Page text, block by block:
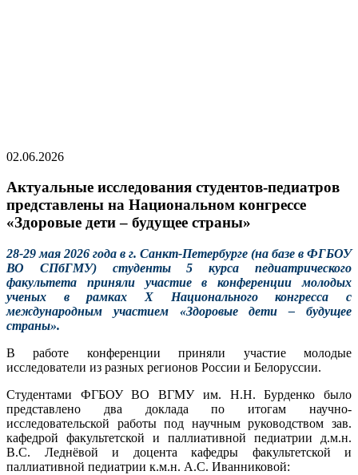
02.06.2026
Актуальные исследования студентов-педиатров
представлены на Национальном конгрессе
«Здоровые дети – будущее страны»
28-29 мая 2026 года в г. Санкт-Петербурге (на базе в ФГБОУ
ВО СПбГМУ) студенты 5 курса педиатрического
факультета приняли участие в конференции молодых
ученых в рамках X Национального конгресса с
международным участием «Здоровые дети – будущее
страны».
В работе конференции приняли участие молодые
исследователи из разных регионов России и Белоруссии.
Студентами ФГБОУ ВО ВГМУ им. Н.Н. Бурденко было
представлено два доклада по итогам научно-
исследовательской работы под научным руководством зав.
кафедрой факультетской и паллиативной педиатрии д.м.н.
В.С. Леднёвой и доцента кафедры факультетской и
паллиативной педиатрии к.м.н. А.С. Иванниковой: